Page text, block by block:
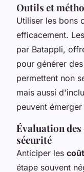
Outils et
Utiliser les bons
efficacement.
par Batappli,
pour générer
permettent non
mais aussi
peuvent
Évaluation
sécurité
Anticiper les
étape souvent